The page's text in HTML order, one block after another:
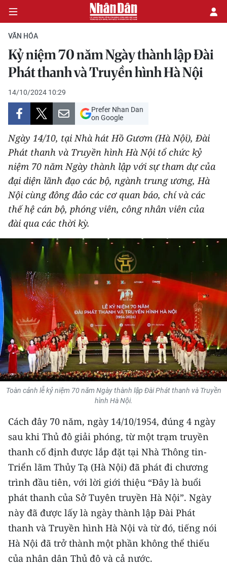
CHÍNH TRỊ
KINH TẾ
VĂN HÓA
XÃ HỘI
PHÁP LUẬT
DU LỊCH
THẾ GIỚI
THỂ THAO
GIÁO DỤC
Y TẾ
KHOA HỌC - CÔNG NGHỆ
MÔI TRƯỜNG
BẠN ĐỌC
KIỂM CHỨNG THÔNG TIN
54 DÂN TỘC VIỆT NAM
CHƯƠNG TRÌNH OCOP - MỖI XÃ
MỘT SẢN PHẨM
RADIO
MEDIA CENTER
E-Magazine
VĂN HÓA
Kỷ niệm 70 năm Ngày thành lập Đài
Phát thanh và Truyền hình Hà Nội
14/10/2024 10:29
Prefer Nhan Dan
on Google
Ngày 14/10, tại Nhà hát Hồ Gươm (Hà Nội), Đài
Phát thanh và Truyền hình Hà Nội tổ chức kỷ
niệm 70 năm Ngày thành lập với sự tham dự của
đại diện lãnh đạo các bộ, ngành trung ương, Hà
Nội cùng đông đảo các cơ quan báo, chí và các
thế hệ cán bộ, phóng viên, công nhân viên của
đài qua các thời kỳ.
Toàn cảnh lễ kỷ niệm 70 năm Ngày thành lập Đài Phát thanh và Truyền
hình Hà Nội.
Cách đây 70 năm, ngày 14/10/1954, đúng 4 ngày
sau khi Thủ đô giải phóng, từ một trạm truyền
thanh cố định được lắp đặt tại Nhà Thông tin-
Triển lãm Thủy Tạ (Hà Nội) đã phát đi chương
trình đầu tiên, với lời giới thiệu “Đây là buổi
phát thanh của Sở Tuyên truyền Hà Nội”. Ngày
này đã được lấy là ngày thành lập Đài Phát
thanh và Truyền hình Hà Nội và từ đó, tiếng nói
Hà Nội đã trở thành một phần không thể thiếu
của nhân dân Thủ đô và cả nước.